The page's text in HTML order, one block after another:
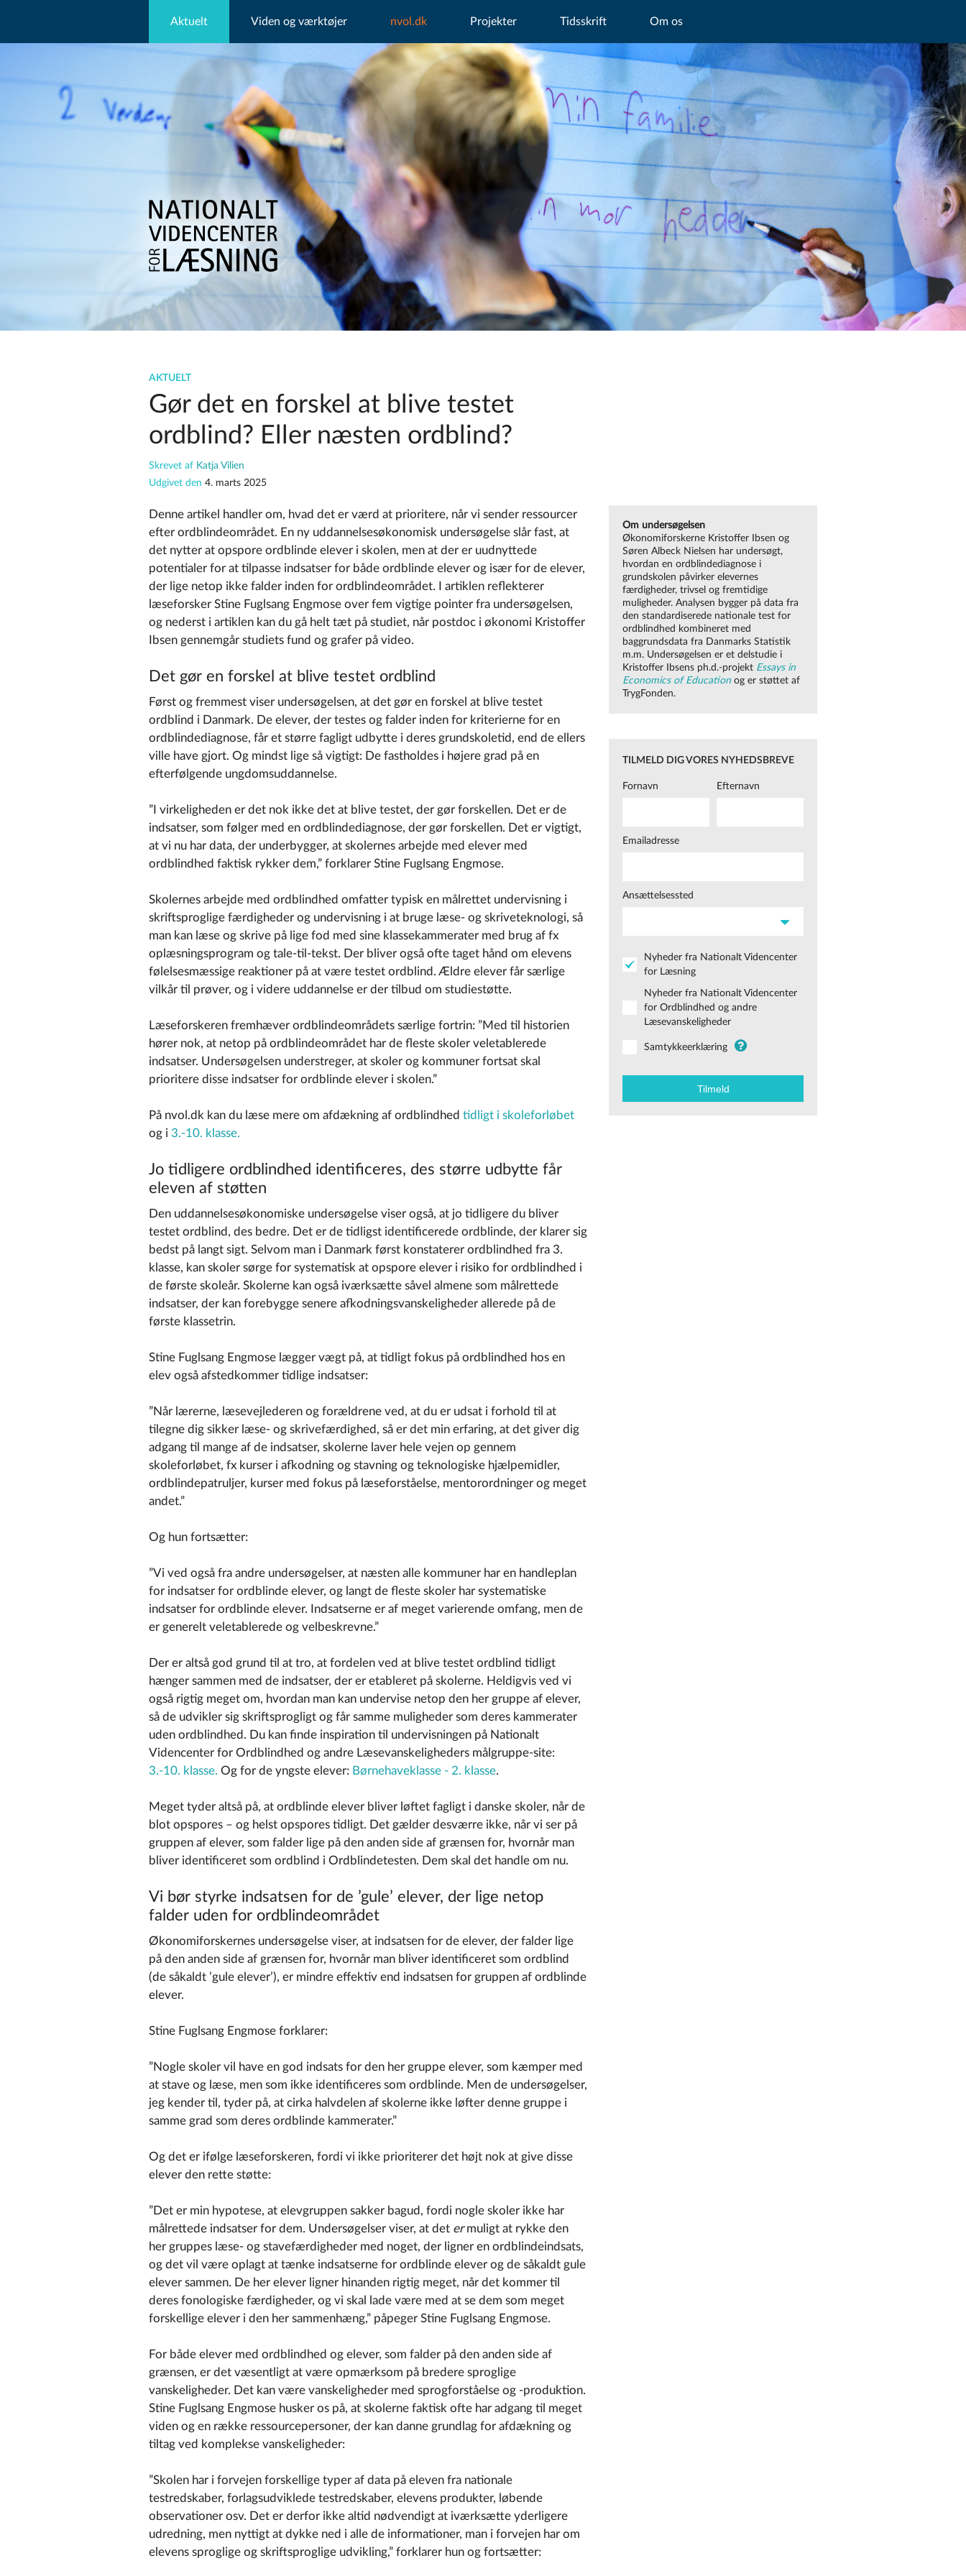
Aktuelt Viden og værktøjer nvol.dk Projekter Tidsskrift Om os
AKTUELT
Gør det en forskel at blive testet
ordblind? Eller næsten ordblind?
Skrevet af Katja Vilien
Udgivet den 4. marts 2025
Denne artikel handler om, hvad det er værd at prioritere, når vi sender ressourcer
efter ordblindeområdet. En ny uddannelsesøkonomisk undersøgelse slår fast, at
det nytter at opspore ordblinde elever i skolen, men at der er uudnyttede
potentialer for at tilpasse indsatser for både ordblinde elever og især for de elever,
der lige netop ikke falder inden for ordblindeområdet. I artiklen reflekterer
læseforsker Stine Fuglsang Engmose over fem vigtige pointer fra undersøgelsen,
og nederst i artiklen kan du gå helt tæt på studiet, når postdoc i økonomi Kristoffer
Ibsen gennemgår studiets fund og grafer på video.
Det gør en forskel at blive testet ordblind
Først og fremmest viser undersøgelsen, at det gør en forskel at blive testet
ordblind i Danmark. De elever, der testes og falder inden for kriterierne for en
ordblindediagnose, får et større fagligt udbytte i deres grundskoletid, end de ellers
ville have gjort. Og mindst lige så vigtigt: De fastholdes i højere grad på en
efterfølgende ungdomsuddannelse.
”I virkeligheden er det nok ikke det at blive testet, der gør forskellen. Det er de
indsatser, som følger med en ordblindediagnose, der gør forskellen. Det er vigtigt,
at vi nu har data, der underbygger, at skolernes arbejde med elever med
ordblindhed faktisk rykker dem,” forklarer Stine Fuglsang Engmose.
Skolernes arbejde med ordblindhed omfatter typisk en målrettet undervisning i
skriftsproglige færdigheder og undervisning i at bruge læse- og skriveteknologi, så
man kan læse og skrive på lige fod med sine klassekammerater med brug af fx
oplæsningsprogram og tale-til-tekst. Der bliver også ofte taget hånd om elevens
følelsesmæssige reaktioner på at være testet ordblind. Ældre elever får særlige
vilkår til prøver, og i videre uddannelse er der tilbud om studiestøtte.
Læseforskeren fremhæver ordblindeområdets særlige fortrin: ”Med til historien
hører nok, at netop på ordblindeområdet har de fleste skoler veletablerede
indsatser. Undersøgelsen understreger, at skoler og kommuner fortsat skal
prioritere disse indsatser for ordblinde elever i skolen.”
På nvol.dk kan du læse mere om afdækning af ordblindhed tidligt i skoleforløbet
og i 3.-10. klasse.
Jo tidligere ordblindhed identificeres, des større udbytte får
eleven af støtten
Den uddannelsesøkonomiske undersøgelse viser også, at jo tidligere du bliver
testet ordblind, des bedre. Det er de tidligst identificerede ordblinde, der klarer sig
bedst på langt sigt. Selvom man i Danmark først konstaterer ordblindhed fra 3.
klasse, kan skoler sørge for systematisk at opspore elever i risiko for ordblindhed i
de første skoleår. Skolerne kan også iværksætte såvel almene som målrettede
indsatser, der kan forebygge senere afkodningsvanskeligheder allerede på de
første klassetrin.
Stine Fuglsang Engmose lægger vægt på, at tidligt fokus på ordblindhed hos en
elev også afstedkommer tidlige indsatser:
”Når lærerne, læsevejlederen og forældrene ved, at du er udsat i forhold til at
tilegne dig sikker læse- og skrivefærdighed, så er det min erfaring, at det giver dig
adgang til mange af de indsatser, skolerne laver hele vejen op gennem
skoleforløbet, fx kurser i afkodning og stavning og teknologiske hjælpemidler,
ordblindepatruljer, kurser med fokus på læseforståelse, mentorordninger og meget
andet.”
Og hun fortsætter:
”Vi ved også fra andre undersøgelser, at næsten alle kommuner har en handleplan
for indsatser for ordblinde elever, og langt de fleste skoler har systematiske
indsatser for ordblinde elever. Indsatserne er af meget varierende omfang, men de
er generelt veletablerede og velbeskrevne.”
Der er altså god grund til at tro, at fordelen ved at blive testet ordblind tidligt
hænger sammen med de indsatser, der er etableret på skolerne. Heldigvis ved vi
også rigtig meget om, hvordan man kan undervise netop den her gruppe af elever,
så de udvikler sig skriftsprogligt og får samme muligheder som deres kammerater
uden ordblindhed. Du kan finde inspiration til undervisningen på Nationalt
Videncenter for Ordblindhed og andre Læsevanskeligheders målgruppe-site:
3.-10. klasse. Og for de yngste elever: Børnehaveklasse - 2. klasse.
Meget tyder altså på, at ordblinde elever bliver løftet fagligt i danske skoler, når de
blot opspores – og helst opspores tidligt. Det gælder desværre ikke, når vi ser på
gruppen af elever, som falder lige på den anden side af grænsen for, hvornår man
bliver identificeret som ordblind i Ordblindetesten. Dem skal det handle om nu.
Vi bør styrke indsatsen for de ’gule’ elever, der lige netop
falder uden for ordblindeområdet
Økonomiforskernes undersøgelse viser, at indsatsen for de elever, der falder lige
på den anden side af grænsen for, hvornår man bliver identificeret som ordblind
(de såkaldt ’gule elever’), er mindre effektiv end indsatsen for gruppen af ordblinde
elever.
Stine Fuglsang Engmose forklarer:
”Nogle skoler vil have en god indsats for den her gruppe elever, som kæmper med
at stave og læse, men som ikke identificeres som ordblinde. Men de undersøgelser,
jeg kender til, tyder på, at cirka halvdelen af skolerne ikke løfter denne gruppe i
samme grad som deres ordblinde kammerater.”
Og det er ifølge læseforskeren, fordi vi ikke prioriterer det højt nok at give disse
elever den rette støtte:
”Det er min hypotese, at elevgruppen sakker bagud, fordi nogle skoler ikke har
målrettede indsatser for dem. Undersøgelser viser, at det ermuligt at rykke den
her gruppes læse- og stavefærdigheder med noget, der ligner en ordblindeindsats,
og det vil være oplagt at tænke indsatserne for ordblinde elever og de såkaldt gule
elever sammen. De her elever ligner hinanden rigtig meget, når det kommer til
deres fonologiske færdigheder, og vi skal lade være med at se dem som meget
forskellige elever i den her sammenhæng,” påpeger Stine Fuglsang Engmose.
For både elever med ordblindhed og elever, som falder på den anden side af
grænsen, er det væsentligt at være opmærksom på bredere sproglige
vanskeligheder. Det kan være vanskeligheder med sprogforståelse og -produktion.
Stine Fuglsang Engmose husker os på, at skolerne faktisk ofte har adgang til meget
viden og en række ressourcepersoner, der kan danne grundlag for afdækning og
tiltag ved komplekse vanskeligheder:
”Skolen har i forvejen forskellige typer af data på eleven fra nationale
testredskaber, forlagsudviklede testredskaber, elevens produkter, løbende
observationer osv. Det er derfor ikke altid nødvendigt at iværksætte yderligere
udredning, men nyttigt at dykke ned i alle de informationer, man i forvejen har om
elevens sproglige og skriftsproglige udvikling,” forklarer hun og fortsætter:
Om undersøgelsen
Økonomiforskerne Kristoffer Ibsen og
Søren Albeck Nielsen har undersøgt,
hvordan en ordblindediagnose i
grundskolen påvirker elevernes
færdigheder, trivsel og fremtidige
muligheder. Analysen bygger på data fra
den standardiserede nationale test for
ordblindhed kombineret med
baggrundsdata fra Danmarks Statistik
m.m. Undersøgelsen er et delstudie i
Kristoffer Ibsens ph.d.-projekt Essays in
Economics of Education og er støttet af
TrygFonden.
TILMELD DIG VORES NYHEDSBREVE
Fornavn Efternavn
Emailadresse
Ansættelsessted
Nyheder fra Nationalt Videncenter
for Læsning
Nyheder fra Nationalt Videncenter
for Ordblindhed og andre
Læsevanskeligheder
Samtykkeerklæring